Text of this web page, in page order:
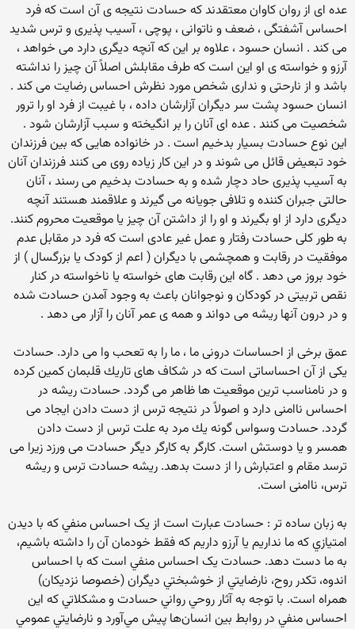
عده ای از روان کاوان معتقدند که حسادت نتیجه ی آن است که فرد
احساس آشفتگی ، ضعف و ناتوانی ، پوچی ، آسیب پذیری و ترس شدید
می کند . انسان حسود ، علاوه بر این که آنچه دیگری دارد می خواهد ،
آرزو و خواسته ی او این است که طرف مقابلش اصلاً آن چیز را نداشته
باشد و از نارحتی و نداری شخص مورد نظرش احساس رضایت می کند .
انسان حسود پشت سر دیگران آزارشان داده ، با غیبت از فرد او را ترور
شخصیت می کنند . عده ای آنان را بر انگیخته و سبب آزارشان شود .
این نوع حسادت بسیار بدخیم است . در خانواده هایی که بین فرزندان
خود تبعیض قائل می شوند و در این کار زیاده روی می کنند فرزندان آنان
به آسیب پذیری حاد دچار شده و به حسادت بدخیم می رسند ، آنان
حالتی جبران کننده و تلافی جویانه می گیرند و علاقمند هستند آنچه
دیگری دارد از او بگیرند و او را از داشتن آن چیز یا موقعیت محروم کنند.
به طور کلی حسادت رفتار و عمل غیر عادی است که فرد در مقابل عدم
موفقیت در رقابت و همچشمی با دیگران ( اعم از کودک یا بزرگسال ) از
خود بروز می دهد . گاه این رقابت های خواسته یا ناخواسته در کنار
نقص تربیتی در کودکان و نوجوانان باعث به وجود آمدن حسادت شده
و در درون آنها ریشه می دواند و همه ی عمر آنان را آزار می دهد .
عمق برخی از احساسات درونی ما ،‌ ما را به تعحب وا می دارد. حسادت
يكی از آن احساساتی است كه در شكاف های تاريك قلبمان كمين كرده
و در نامناسب ترين موقعيت ها ظاهر می گردد. حسادت ريشه در
احساس ناامنی دارد و اصولاً در نتيجه ترس از دست دادن ايجاد می
گردد. حسادت وسواس گونه يك مرد به علت ترس از دست دادن
همسر و يا دوستش است. كارگر به كارگر ديگر حسادت می ورزد زيرا می
ترسد مقام و اعتبارش را از دست بدهد. ريشه حسادت ترس و ريشه‌
ترس، ناامنی است.
به زبان ساده تر : حسادت عبارت است از يک احساس منفي كه با ديدن
امتيازي كه ما نداريم يا آرزو داريم که فقط خودمان آن را داشته باشيم،
به ما دست دهد. حسادت يک احساس منفي است که با احساس
اندوه، تكدر روح، نارضايتي از خوشبختي ديگران (خصوصا نزديكان)
همراه است. با توجه به آثار روحي رواني حسادت و مشكلاتي كه اين
احساس منفي در روابط بين انسان‌ها پيش مي‌آورد و نارضايتي عمومي